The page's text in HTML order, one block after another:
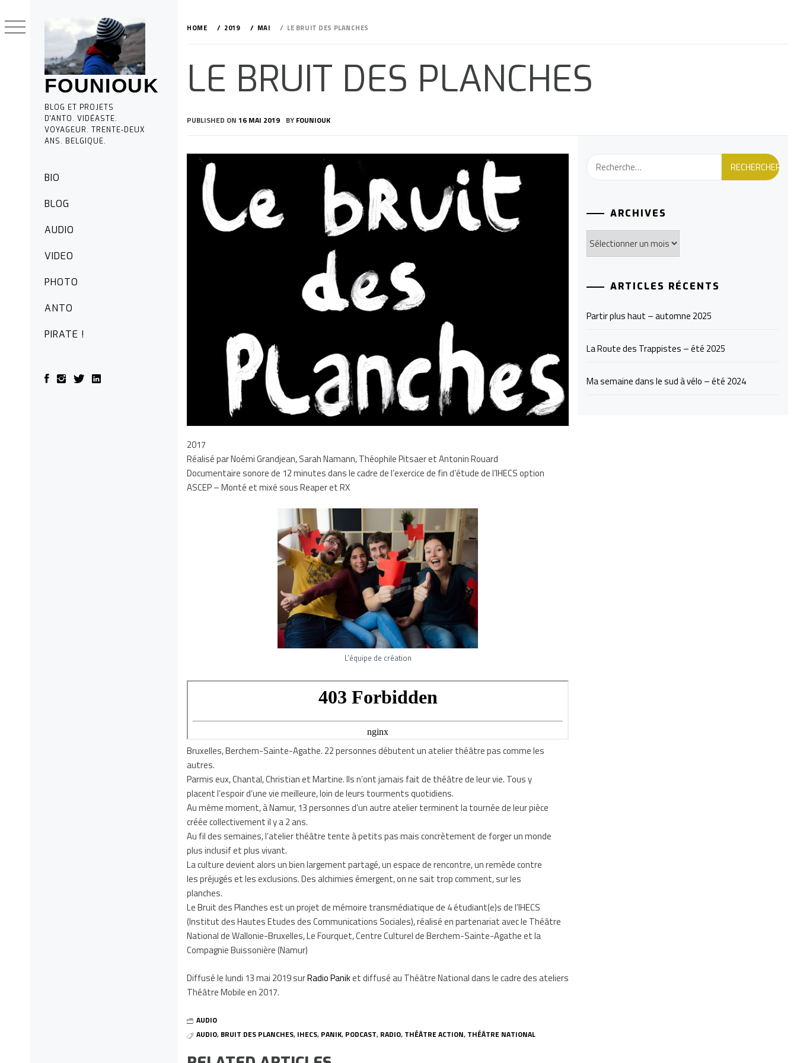
FOUNIOUK
BLOG ET PROJETS
D'ANTO. VIDÉASTE.
VOYAGEUR. TRENTE-DEUX
ANS. BELGIQUE.
Primary
Menu
BIO
BLOG
AUDIO
VIDEO
PHOTO
ANTO
PIRATE !
to
content
HOME 2019 MAI LE BRUIT DES PLANCHES
LE BRUIT DES PLANCHES
PUBLISHED ON 16 MAI 2019 BY FOUNIOUK
2017
Réalisé par Noémi Grandjean, Sarah Namann, Théophile Pitsaer et Antonin Rouard
Documentaire sonore de 12 minutes dans le cadre de l’exercice de fin d’étude de l’IHECS option
ASCEP – Monté et mixé sous Reaper et RX
L’équipe de création
Bruxelles, Berchem-Sainte-Agathe. 22 personnes débutent un atelier théâtre pas comme les
autres.
Parmis eux, Chantal, Christian et Martine. Ils n’ont jamais fait de théâtre de leur vie. Tous y
placent l’espoir d’une vie meilleure, loin de leurs tourments quotidiens.
Au même moment, à Namur, 13 personnes d’un autre atelier terminent la tournée de leur pièce
créée collectivement il y a 2 ans.
Au fil des semaines, l’atelier théâtre tente à petits pas mais concrètement de forger un monde
plus inclusif et plus vivant.
La culture devient alors un bien largement partagé, un espace de rencontre, un remède contre
les préjugés et les exclusions. Des alchimies émergent, on ne sait trop comment, sur les
planches.
Le Bruit des Planches est un projet de mémoire transmédiatique de 4 étudiant(e)s de l’IHECS
(Institut des Hautes Etudes des Communications Sociales), réalisé en partenariat avec le Théâtre
National de Wallonie-Bruxelles, Le Fourquet, Centre Culturel de Berchem-Sainte-Agathe et la
Compagnie Buissonière (Namur)
Diffusé le lundi 13 mai 2019 surRadio Paniket diffusé au Théâtre National dans le cadre des ateliers
Théâtre Mobile en 2017.
AUDIO
AUDIO, BRUIT DES PLANCHES, IHECS, PANIK, PODCAST, RADIO, THÉÂTRE ACTION, THÉÂTRE NATIONAL
Rechercher :
ARCHIVES
Archives
ARTICLES RÉCENTS
Partir plus haut – automne 2025
La Route des Trappistes – été 2025
Ma semaine dans le sud à vélo – été 2024